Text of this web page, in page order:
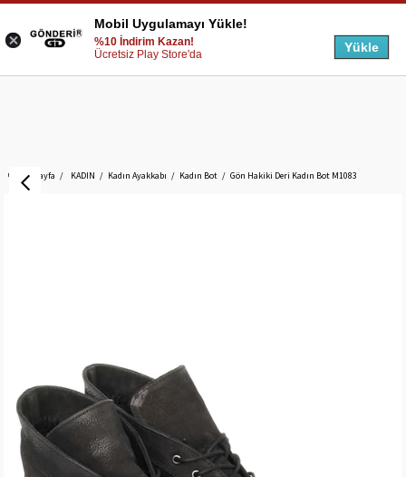
Anasayfa KADIN Kadın Ayakkabı Kadın Bot Gön Hakiki Deri Kadın Bot M1083
Mobil Uygulamayı Yükle!
%10 İndirim Kazan!
Ücretsiz Play Store'da
Yükle